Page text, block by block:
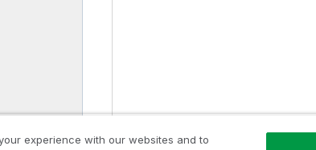
experience with our websites and to